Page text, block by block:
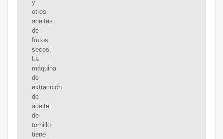
y
otros
aceites
de
frutos
secos.
La
máquina
de
extracción
de
aceite
de
tornillo
tiene